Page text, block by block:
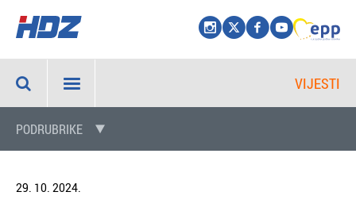
VIJESTI
PODRUBRIKE
29. 10. 2024.